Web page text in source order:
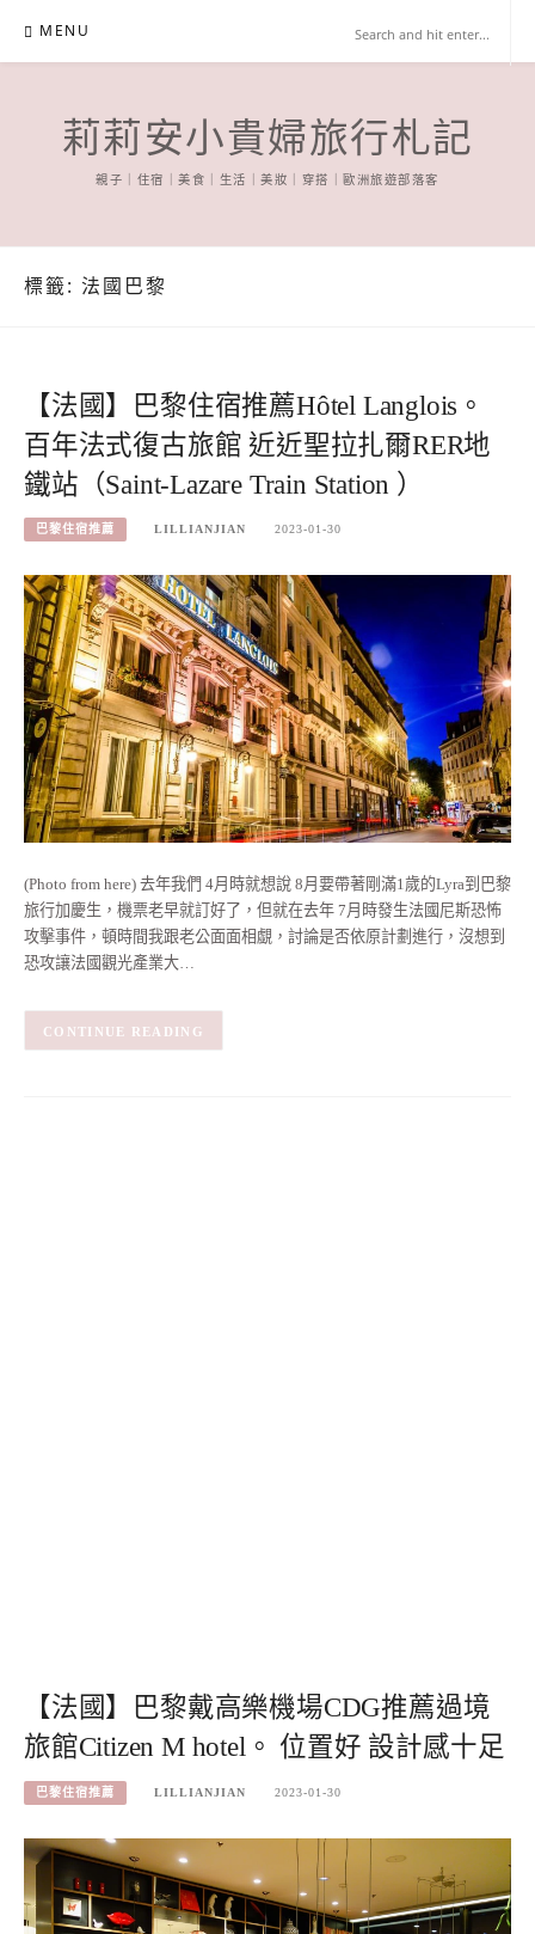
content
MENU
莉莉安小貴婦旅行札記
親子｜住宿｜美食｜生活｜美妝｜穿搭｜歐洲旅遊部落客
標籤: 法國巴黎
【法國】巴黎住宿推薦Hôtel Langlois。
百年法式復古旅館 近近聖拉扎爾RER地
鐵站（Saint-Lazare Train Station ）
巴黎住宿推薦 LILLIANJIAN 2023-01-30
(Photo from here) 去年我們 4月時就想說 8月要帶著剛滿1歲的Lyra到巴黎
旅行加慶生，機票老早就訂好了，但就在去年 7月時發生法國尼斯恐怖
攻擊事件，頓時間我跟老公面面相覷，討論是否依原計劃進行，沒想到
恐攻讓法國觀光產業大…
CONTINUE READING
【法國】巴黎戴高樂機場CDG推薦過境
旅館Citizen M hotel。 位置好 設計感十足
巴黎住宿推薦 LILLIANJIAN 2023-01-30